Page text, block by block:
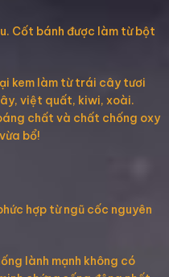
Cốt bánh được làm từ bột
kem làm từ trái cây tươi
việt quất, kiwi, xoài.
chất và chất chống oxy
bổ!
hợp từ ngũ cốc nguyên
lành mạnh không có